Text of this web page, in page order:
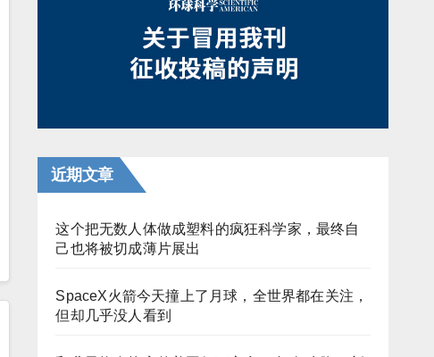
近期文章
这个把无数人体做成塑料的疯狂科学家，最终自
己也将被切成薄片展出
SpaceX火箭今天撞上了月球，全世界都在关注，
但却几乎没人看到